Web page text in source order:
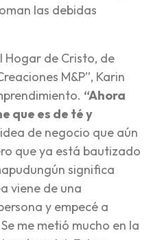
las debidas
Hogar de Cristo, de
M&P”, Karin
“Ahora
que es de té y
de negocio que aún
que ya está bautizado
significa
viene de una
y empecé a
me metió mucho en la